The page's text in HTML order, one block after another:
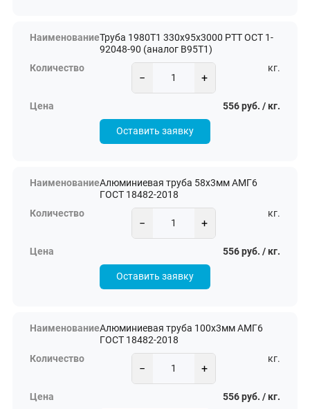
Труба 1980Т1 330х95х3000 РТТ ОСТ 1-
92048-90 (аналог В95Т1)
− +
кг.
556 руб. / кг.
Оставить заявку
Алюминиевая труба 58х3мм АМГ6
ГОСТ 18482-2018
− +
кг.
556 руб. / кг.
Оставить заявку
Алюминиевая труба 100х3мм АМГ6
ГОСТ 18482-2018
− +
кг.
556 руб. / кг.